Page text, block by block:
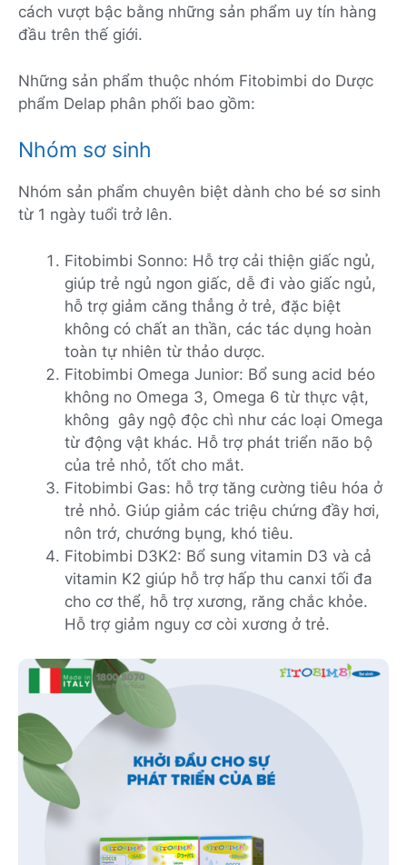
cách vượt bậc bằng những sản phẩm uy tín hàng
đầu trên thế giới.
Những sản phẩm thuộc nhóm Fitobimbi do Dược
phẩm Delap phân phối bao gồm:
Nhóm sơ sinh
Nhóm sản phẩm chuyên biệt dành cho bé sơ sinh
từ 1 ngày tuổi trở lên.
Fitobimbi Sonno: Hỗ trợ cải thiện giấc ngủ,
giúp trẻ ngủ ngon giấc, dễ đi vào giấc ngủ,
hỗ trợ giảm căng thẳng ở trẻ, đặc biệt
không có chất an thần, các tác dụng hoàn
toàn tự nhiên từ thảo dược.
Fitobimbi Omega Junior: Bổ sung acid béo
không no Omega 3, Omega 6 từ thực vật,
không gây ngộ độc chì như các loại Omega
từ động vật khác. Hỗ trợ phát triển não bộ
của trẻ nhỏ, tốt cho mắt.
Fitobimbi Gas: hỗ trợ tăng cường tiêu hóa ở
trẻ nhỏ. Giúp giảm các triệu chứng đầy hơi,
nôn trớ, chướng bụng, khó tiêu.
Fitobimbi D3K2: Bổ sung vitamin D3 và cả
vitamin K2 giúp hỗ trợ hấp thu canxi tối đa
cho cơ thể, hỗ trợ xương, răng chắc khỏe.
Hỗ trợ giảm nguy cơ còi xương ở trẻ.